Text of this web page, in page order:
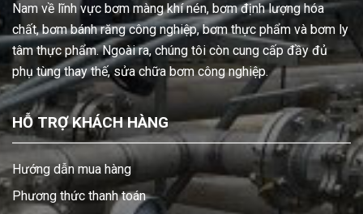
Nam về lĩnh vực bơm màng khí nén, bơm định lượng hóa
chất, bơm bánh răng công nghiệp, bơm thực phẩm và bơm ly
tâm thực phẩm. Ngoài ra, chúng tôi còn cung cấp đầy đủ
phụ tùng thay thế, sửa chữa bơm công nghiệp.
HỖ TRỢ KHÁCH HÀNG
Hướng dẫn mua hàng
Phương thức thanh toán